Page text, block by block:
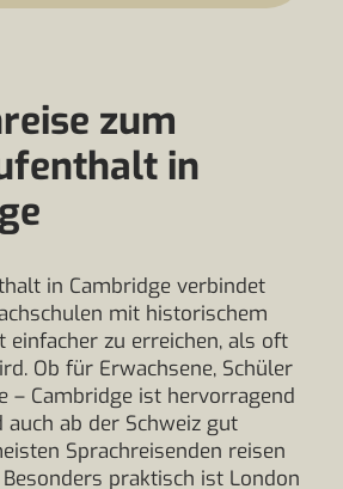
zum
in
in Cambridge verbindet
mit historischem
einfacher zu erreichen, als oft
Ob für Erwachsene, Schüler
– Cambridge ist hervorragend
auch ab der Schweiz gut
Sprachreisenden reisen
praktisch ist London